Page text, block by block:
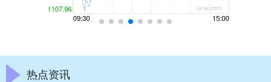
热点资讯